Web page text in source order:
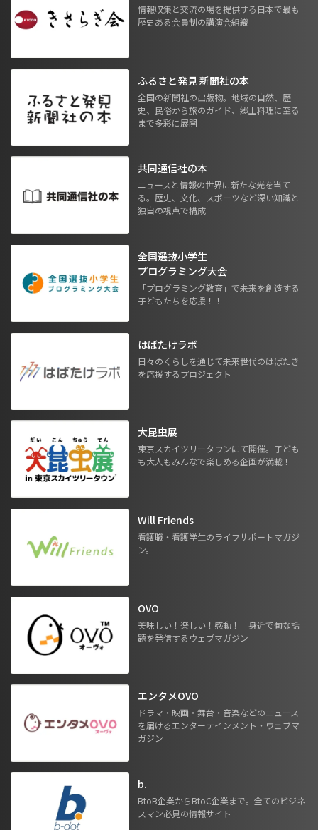
情報収集と交流の場を提供する日本で最も
歴史ある会員制の講演会組織
ふるさと発見 新聞社の本
全国の新聞社の出版物。地域の自然、歴
史、民俗から旅のガイド、郷土料理に至る
まで多彩に展開
共同通信社の本
ニュースと情報の世界に新たな光を当て
る。歴史、文化、スポーツなど深い知識と
独自の視点で構成
全国選抜小学生
プログラミング大会
「プログラミング教育」で未来を創造する
子どもたちを応援！！
はばたけラボ
日々のくらしを通じて未来世代のはばたき
を応援するプロジェクト
大昆虫展
東京スカイツリータウンにて開催。子ども
も大人もみんなで楽しめる企画が満載！
Will Friends
看護職・看護学生のライフサポートマガジ
ン。
OVO
美味しい！楽しい！感動！ 身近で旬な話
題を発信するウェブマガジン
エンタメOVO
ドラマ・映画・舞台・音楽などのニュース
を届けるエンターテインメント・ウェブマ
ガジン
b.
BtoB企業からBtoC企業まで。全てのビジネ
スマン必見の情報サイト